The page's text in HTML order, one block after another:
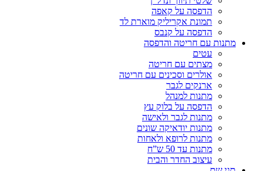
הדפסה על קאפה
תמונת אקריליק מוארת לד
הדפסה על קנבס
מתנות עם חריטה והדפסה
עטים
מצתים עם חריטה
אולרים וסכינים עם חריטה
ארנקים לגבר
מתנות למנהל
הדפסה על בלוק עץ
מתנות לגבר ולאישה
מתנות יודאיקה שונים
מתנות לרופא ולאחות
מתנות עד 50 ש”ח
עיצוב החדר והבית